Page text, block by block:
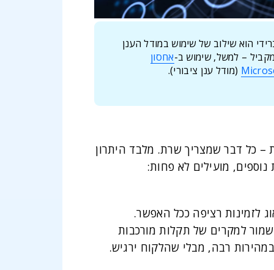
הוא שילוב של שימוש במודל הענן
– למשל, שימוש ב-אחסון
(מודל ענן ציבורי).
– כל דבר שמצריך שרת. מלבד היתרון
נוספים, מועילים לא פחות:
לזמינות רציפה ככל האפשר.
הנותר – כמה שעות בלבד – שמור למקרים של תקלות מורכבות
רבה, מבלי שהלקוח ירגיש.